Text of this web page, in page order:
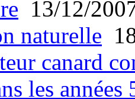
13/12/
naturelle
canard
les années